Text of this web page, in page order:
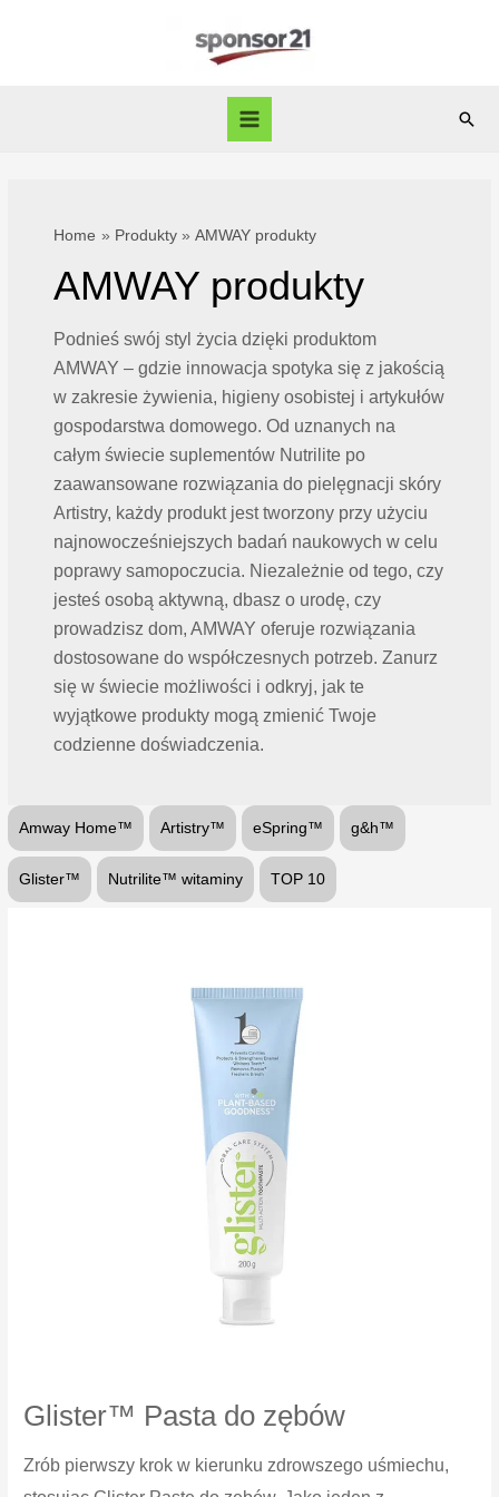
Main
Home Produkty AMWAY produkty
AMWAY produkty
Podnieś swój styl życia dzięki produktom
AMWAY – gdzie innowacja spotyka się z jakością
w zakresie żywienia, higieny osobistej i artykułów
gospodarstwa domowego. Od uznanych na
całym świecie suplementów Nutrilite po
zaawansowane rozwiązania do pielęgnacji skóry
Artistry, każdy produkt jest tworzony przy użyciu
najnowocześniejszych badań naukowych w celu
poprawy samopoczucia. Niezależnie od tego, czy
jesteś osobą aktywną, dbasz o urodę, czy
prowadzisz dom, AMWAY oferuje rozwiązania
dostosowane do współczesnych potrzeb. Zanurz
się w świecie możliwości i odkryj, jak te
wyjątkowe produkty mogą zmienić Twoje
codzienne doświadczenia.
Amway Home™ Artistry™ eSpring™ g&h™
Glister™ Nutrilite™ witaminy TOP 10
Glister™ Pasta do zębów
Zrób pierwszy krok w kierunku zdrowszego uśmiechu,